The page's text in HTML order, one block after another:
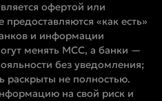
офертой или
«как есть»
и информации
менять MCC, а банки —
без уведомления;
раскрыты не полностью.
на свой риск и